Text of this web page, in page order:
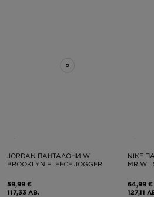
JORDAN ПАНТАЛОНИ W
BROOKLYN FLEECE JOGGER
59,99 €
117,33 ЛВ.
NIKE
MR WL
64,99 €
127,11